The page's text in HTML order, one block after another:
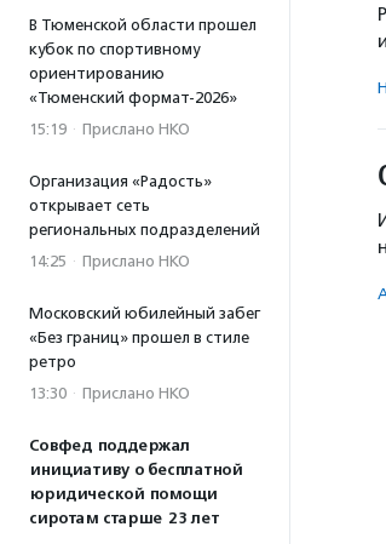
В Тюменской области прошел
кубок по спортивному
ориентированию
«Тюменский формат-2026»
15:19 · Прислано НКО
Организация «Радость»
открывает сеть
региональных подразделений
14:25 · Прислано НКО
Московский юбилейный забег
«Без границ» прошел в стиле
ретро
13:30 · Прислано НКО
Совфед поддержал
инициативу о бесплатной
юридической помощи
сиротам старше 23 лет